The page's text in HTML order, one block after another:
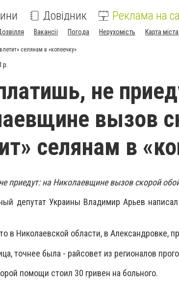
Довідник Реклама на
Вакансії Погода Нерухомість Карта міста
селянам в «копеечку»
р.
не
вызов
селянам в
приедут: на Николаевщине вызов скорой
депутат Украины Владимир Арьев
в Николаевской области, в Александровке,
точнее была - райсовет из регионалов
помощи стоил 30 гривен на больного.